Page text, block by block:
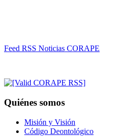
Feed RSS Noticias CORAPE
Quiénes somos
Misión y Visión
Código Deontológico